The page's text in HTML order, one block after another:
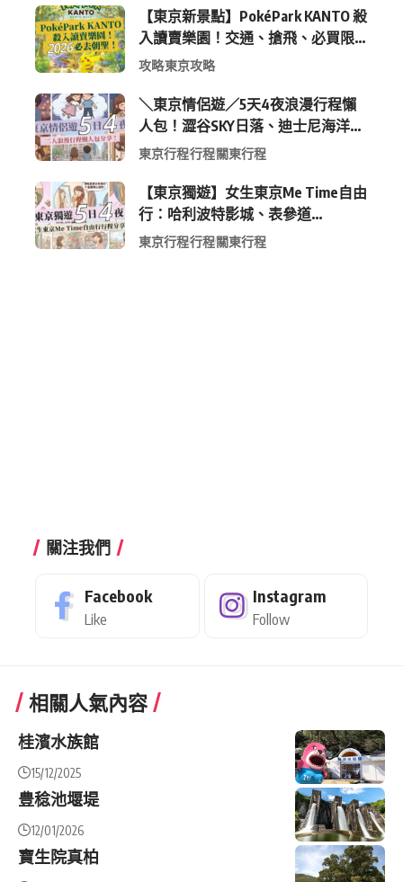
【東京新景點】PokéPark KANTO 殺
入讀賣樂園！交通、搶飛、必買限
定周邊全攻略
攻略東京攻略
＼東京情侶遊／5天4夜浪漫行程懶
人包！澀谷SKY日落、迪士尼海洋、
中目黑高質感咖啡廳全收錄
東京行程行程關東行程
【東京獨遊】女生東京Me Time自由
行：哈利波特影城、表參道
Shopping 與下北澤尋寶5日4夜慢活
東京行程行程關東行程
關注我們
Facebook
Like
Instagram
Follow
相關人氣內容
桂濱水族館
15/12/2025
豊稔池堰堤
12/01/2026
寶生院真柏